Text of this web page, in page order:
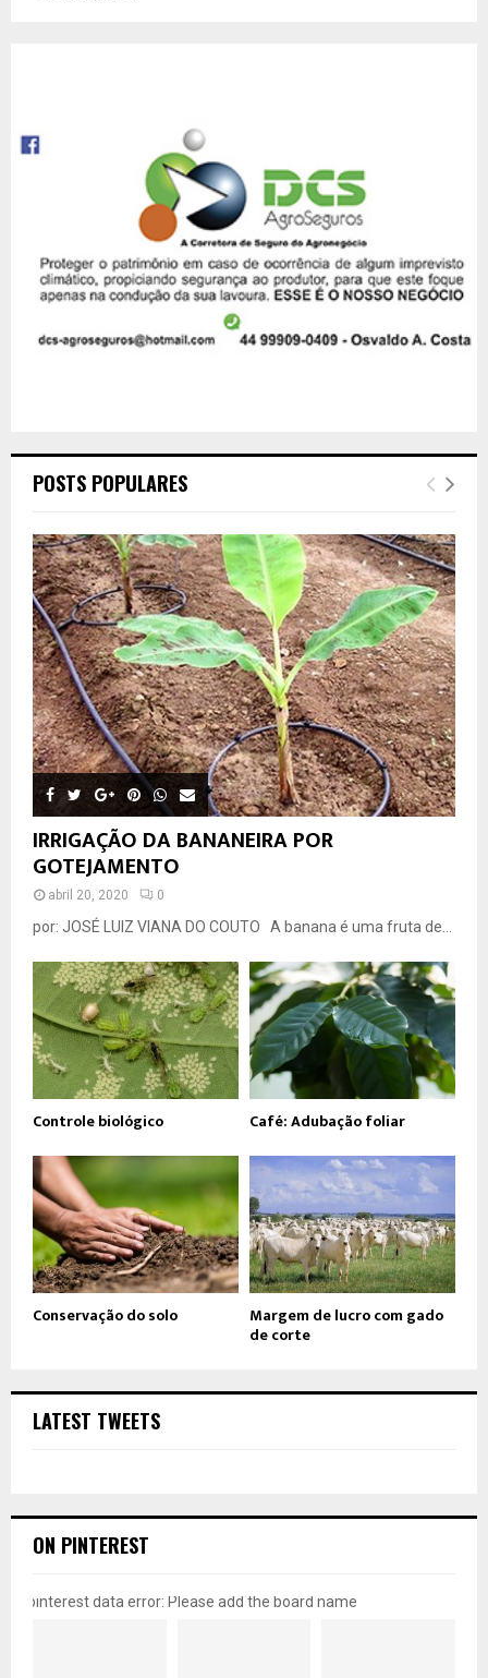
POSTS POPULARES
IRRIGAÇÃO DA BANANEIRA POR
GOTEJAMENTO
abril 20, 2020 0
por: JOSÉ LUIZ VIANA DO COUTO A banana é uma fruta de...
Controle biológico Café: Adubação foliar
Conservação do solo Margem de lucro com gado
de corte
LATEST TWEETS
ON PINTEREST
pinterest data error: Please add the board name